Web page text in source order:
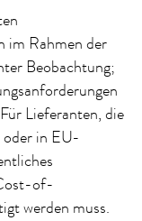
im Rahmen der
Beobachtung;
Lieferanten, die
in EU-
of-
werden muss.